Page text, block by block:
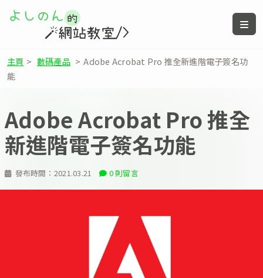
主頁 > 數碼產品 > Adobe Acrobat Pro 推全新進階電子簽名功
能
發布時間： 2021.03.21 0 則留言
Adobe Acrobat Pro 推全
新進階電子簽名功能